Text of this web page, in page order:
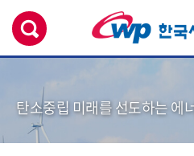
탄소중립 미래를 선도하는 에